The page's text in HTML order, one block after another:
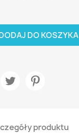
DO KOSZYKA
produktu